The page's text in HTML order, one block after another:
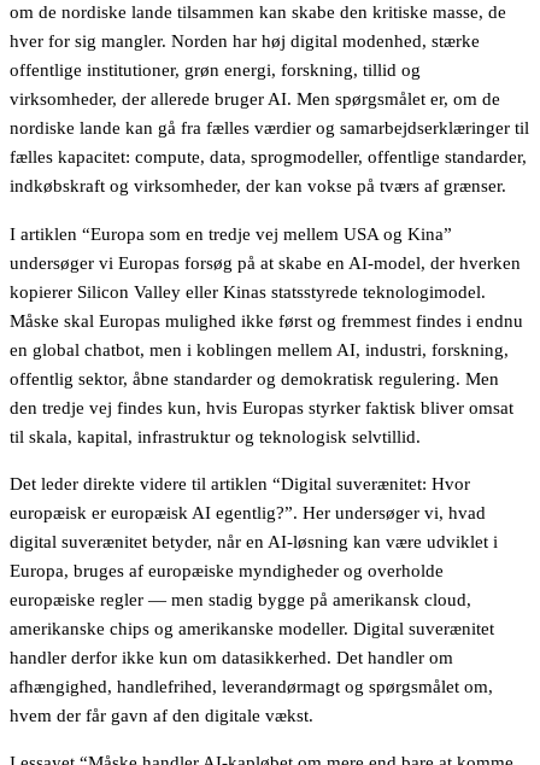
om de nordiske lande tilsammen kan skabe den kritiske masse, de
hver for sig mangler. Norden har høj digital modenhed, stærke
offentlige institutioner, grøn energi, forskning, tillid og
virksomheder, der allerede bruger AI. Men spørgsmålet er, om de
nordiske lande kan gå fra fælles værdier og samarbejdserklæringer til
fælles kapacitet: compute, data, sprogmodeller, offentlige standarder,
indkøbskraft og virksomheder, der kan vokse på tværs af grænser.
I artiklen “Europa som en tredje vej mellem USA og Kina”
undersøger vi Europas forsøg på at skabe en AI-model, der hverken
kopierer Silicon Valley eller Kinas statsstyrede teknologimodel.
Måske skal Europas mulighed ikke først og fremmest findes i endnu
en global chatbot, men i koblingen mellem AI, industri, forskning,
offentlig sektor, åbne standarder og demokratisk regulering. Men
den tredje vej findes kun, hvis Europas styrker faktisk bliver omsat
til skala, kapital, infrastruktur og teknologisk selvtillid.
Det leder direkte videre til artiklen “Digital suverænitet: Hvor
europæisk er europæisk AI egentlig?”. Her undersøger vi, hvad
digital suverænitet betyder, når en AI-løsning kan være udviklet i
Europa, bruges af europæiske myndigheder og overholde
europæiske regler — men stadig bygge på amerikansk cloud,
amerikanske chips og amerikanske modeller. Digital suverænitet
handler derfor ikke kun om datasikkerhed. Det handler om
afhængighed, handlefrihed, leverandørmagt og spørgsmålet om,
hvem der får gavn af den digitale vækst.